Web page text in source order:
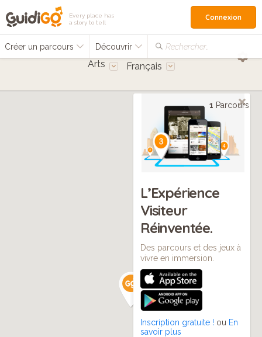
Every place has
a story to tell
Créer un parcours Découvrir Rechercher…
Connexion
Arts Français
1 Parcours
L’Expérience
Visiteur
Réinventée.
Des parcours et des jeux à
vivre en immersion.
Inscription gratuite ! ou En
savoir plus